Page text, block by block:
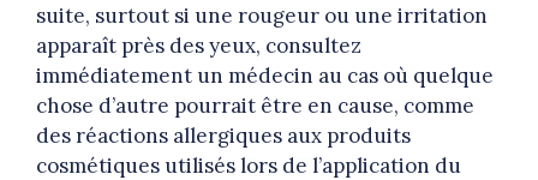
suite, surtout si une rougeur ou une irritation
apparaît près des yeux, consultez
immédiatement un médecin au cas où quelque
chose d’autre pourrait être en cause, comme
des réactions allergiques aux produits
cosmétiques utilisés lors de l’application du